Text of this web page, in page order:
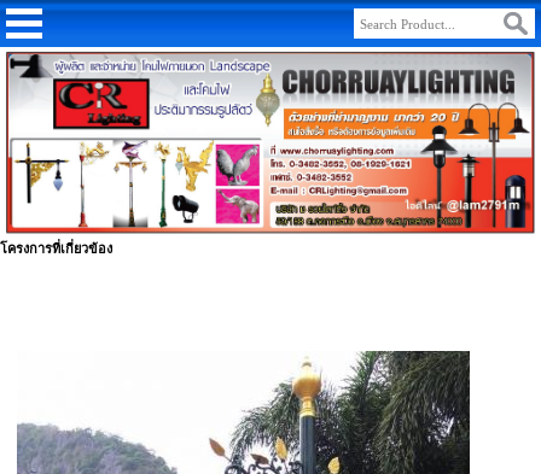
โครงการที่เกี่ยวข้อง